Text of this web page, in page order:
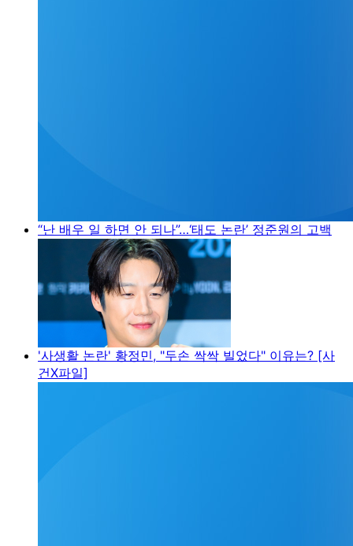
“난 배우 일 하면 안 되나”…‘태도 논란’ 정준원의 고백
'사생활 논란' 황정민, "두손 싹싹 빌었다" 이유는? [사
건X파일]